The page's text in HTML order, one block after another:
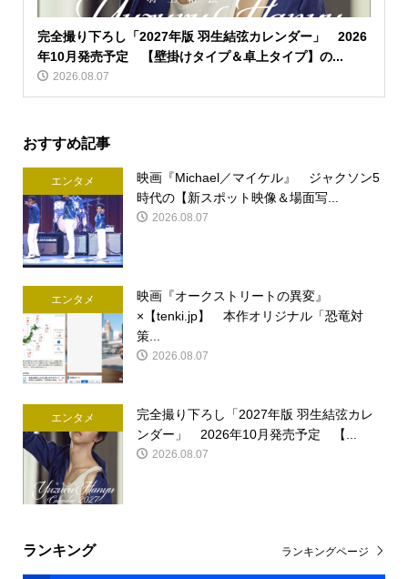
完全撮り下ろし「2027年版 羽生結弦カレンダー」 2026
年10月発売予定 【壁掛けタイプ＆卓上タイプ】の...
2026.08.07
おすすめ記事
エンタメ
映画『Michael／マイケル』 ジャクソン5
時代の【新スポット映像＆場面写...
2026.08.07
エンタメ
映画『オークストリートの異変』
×【tenki.jp】 本作オリジナル「恐竜対
策...
2026.08.07
エンタメ
完全撮り下ろし「2027年版 羽生結弦カレ
ンダー」 2026年10月発売予定 【...
2026.08.07
ランキング ランキングページ